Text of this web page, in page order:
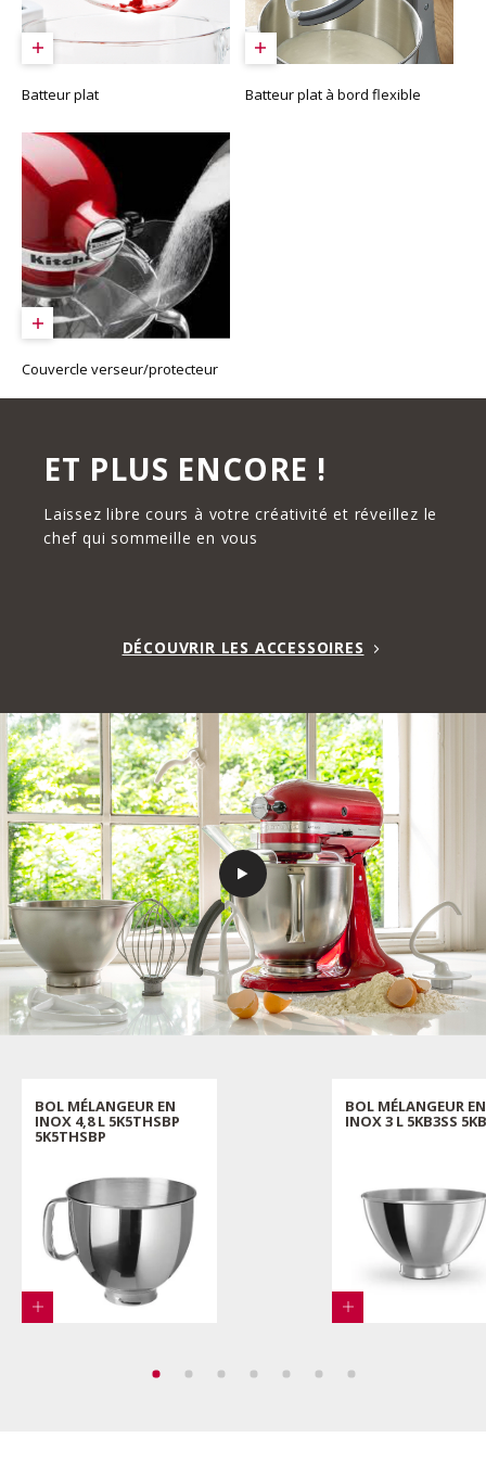
Batteur plat Batteur plat à bord flexible
Couvercle verseur/protecteur
ET PLUS ENCORE !
Laissez libre cours à votre créativité et réveillez le
chef qui sommeille en vous
DÉCOUVRIR LES ACCESSOIRES
BOL MÉLANGEUR EN
INOX 4,8 L 5K5THSBP
5K5THSBP
BOL MÉLANGEUR EN
INOX 3 L 5KB3SS